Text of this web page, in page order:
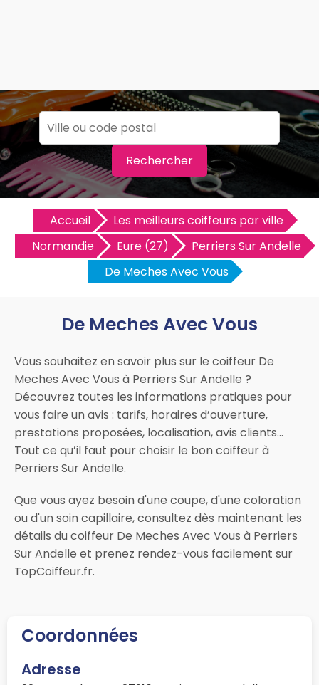
Rechercher
Accueil
Les meilleurs coiffeurs par ville
Normandie
Eure (27)
Perriers Sur Andelle
De Meches Avec Vous
De Meches Avec Vous
Vous souhaitez en savoir plus sur le coiffeur De
Meches Avec Vous à Perriers Sur Andelle ?
Découvrez toutes les informations pratiques pour
vous faire un avis : tarifs, horaires d’ouverture,
prestations proposées, localisation, avis clients…
Tout ce qu’il faut pour choisir le bon coiffeur à
Perriers Sur Andelle.
Que vous ayez besoin d'une coupe, d'une coloration
ou d'un soin capillaire, consultez dès maintenant les
détails du coiffeur De Meches Avec Vous à Perriers
Sur Andelle et prenez rendez-vous facilement sur
TopCoiffeur.fr.
Coordonnées
Adresse